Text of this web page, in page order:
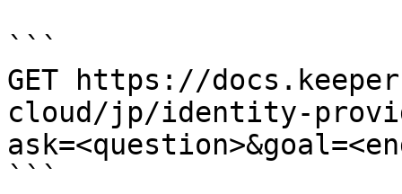
```
GET https://
cloud/jp/identity-
```